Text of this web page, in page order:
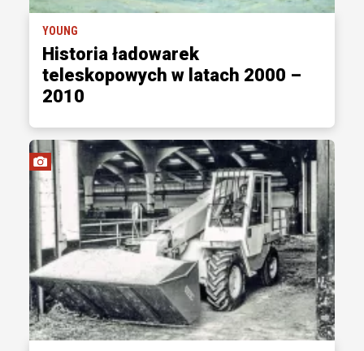
YOUNG
Historia ładowarek
teleskopowych w latach 2000 –
2010